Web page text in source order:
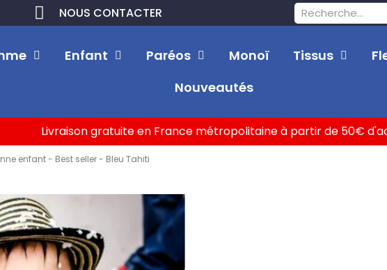
NOUS CONTACTER
Enfant Paréos Monoï Tissus
Nouveautés
Livraison gratuite en France métropolitaine à partir de 50€
enfant - Best seller - Bleu Tahiti